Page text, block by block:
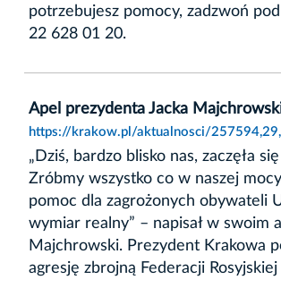
potrzebujesz pomocy, zadzwoń
22 628 01 20.
Apel prezydenta Jacka
https://krakow.pl/aktualnosci/
„Dziś, bardzo blisko nas, zaczęła
Zróbmy wszystko co w naszej
pomoc dla zagrożonych obywateli
wymiar realny” – napisał w swoim
Majchrowski. Prezydent Krakowa
agresję zbrojną Federacji